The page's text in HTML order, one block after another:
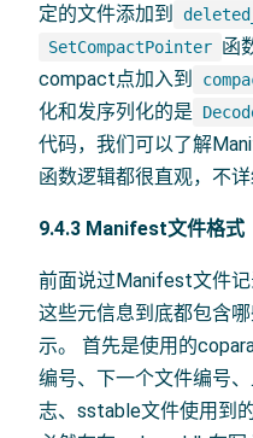
定的文件添加到
SetCompactPointer 函
compact点加入到
化和发序列化的是
代码，我们可以了解
函数逻辑都很直观，不详
9.4.3 Manifest文件格式
前面说过Manifest文件记
这些元信息到底都包含
示。 首先是使用的
编号、下一个文件编号
志、sstable文件使用到